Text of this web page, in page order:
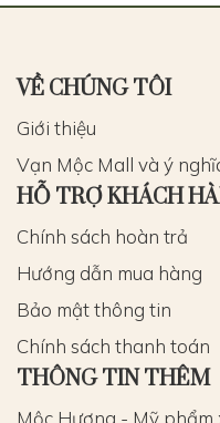
VỀ CHÚNG TÔI
Giới thiệu
Vạn Mộc Mall và ý
HỖ TRỢ KHÁCH
Chính sách hoàn trả
Hướng dẫn mua hàng
Bảo mật thông tin
Chính sách thanh toán
THÔNG TIN THÊM
Mộc Hương - Mỹ